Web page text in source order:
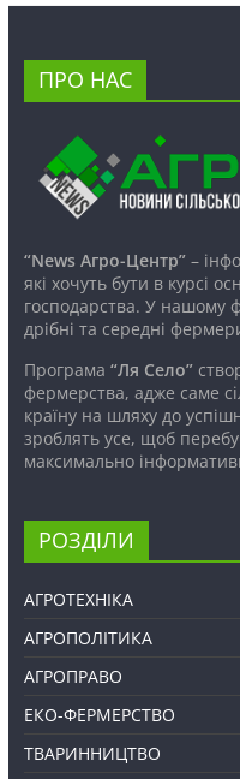
ПРО НАС
“News Агро-Центр”–
які хочуть бути в курсі
господарства. У нашому
дрібні та середні
Програма “Ля Село”
фермерства, адже саме
країну на шляху до
зроблять усе, щоб
максимально
РОЗДІЛИ
АГРОТЕХНІКА
АГРОПОЛІТИКА
АГРОПРАВО
ЕКО-ФЕРМЕРСТВО
ТВАРИННИЦТВО